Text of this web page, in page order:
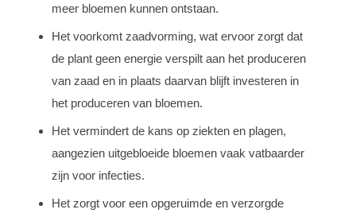
meer bloemen kunnen ontstaan.
Het voorkomt zaadvorming, wat ervoor zorgt dat
de plant geen energie verspilt aan het produceren
van zaad en in plaats daarvan blijft investeren in
het produceren van bloemen.
Het vermindert de kans op ziekten en plagen,
aangezien uitgebloeide bloemen vaak vatbaarder
zijn voor infecties.
Het zorgt voor een opgeruimde en verzorgde